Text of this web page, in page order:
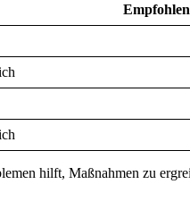
hilft, Maßnahmen zu